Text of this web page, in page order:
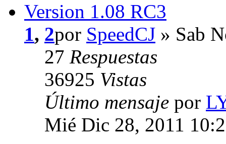
Version 1.08 RC3
1, 2por SpeedCJ » Sab
27 Respuestas
36925 Vistas
Último mensaje por
Mié Dic 28, 2011